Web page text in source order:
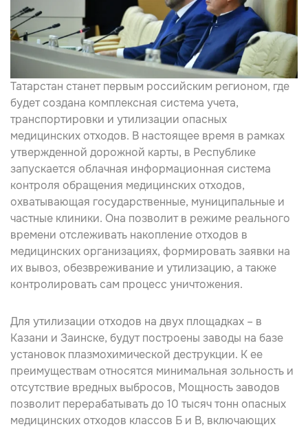
Татарстан станет первым российским регионом, где
будет создана комплексная система учета,
транспортировки и утилизации опасных
медицинских отходов. В настоящее время в рамках
утвержденной дорожной карты, в Республике
запускается облачная информационная система
контроля обращения медицинских отходов,
охватывающая государственные, муниципальные и
частные клиники. Она позволит в режиме реального
времени отслеживать накопление отходов в
медицинских организациях, формировать заявки на
их вывоз, обезвреживание и утилизацию, а также
контролировать сам процесс уничтожения.
Для утилизации отходов на двух площадках – в
Казани и Заинске, будут построены заводы на базе
установок плазмохимической деструкции. К ее
преимуществам относятся минимальная зольность и
отсутствие вредных выбросов, Мощность заводов
позволит перерабатывать до 10 тысяч тонн опасных
медицинских отходов классов Б и В, включающих